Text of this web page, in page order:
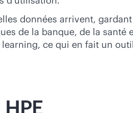
données arrivent,
de la banque, de la santé
learning, ce qui en fait un